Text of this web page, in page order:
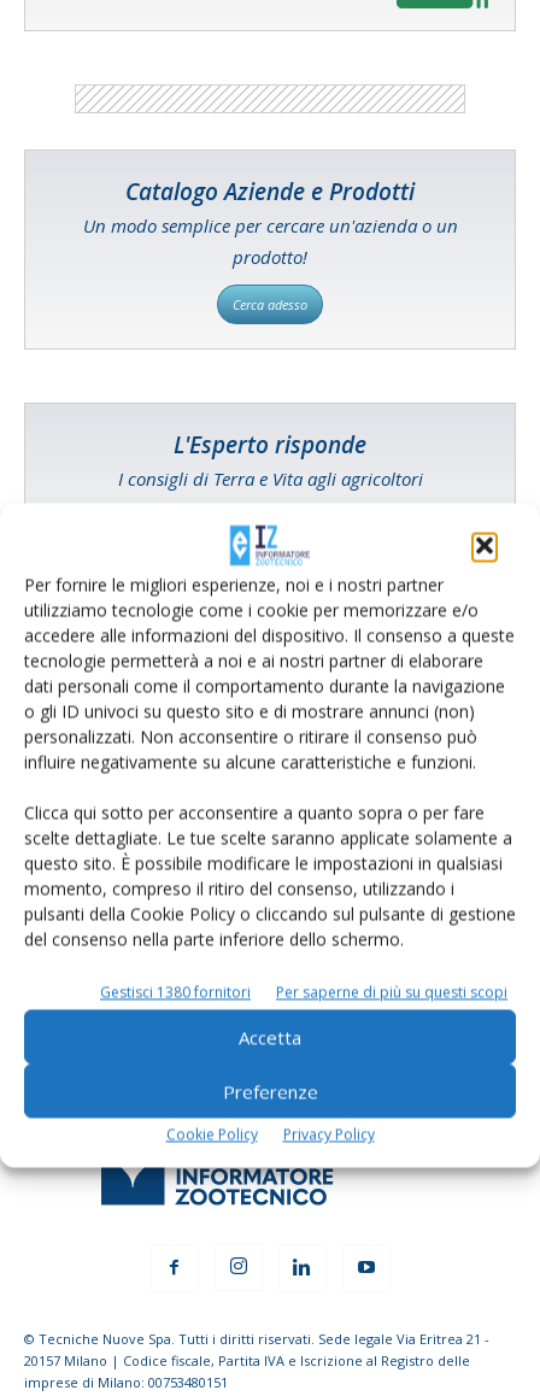
Per fornire le migliori esperienze, noi e i nostri partner
utilizziamo tecnologie come i cookie per memorizzare e/o
accedere alle informazioni del dispositivo. Il consenso a queste
tecnologie permetterà a noi e ai nostri partner di elaborare
dati personali come il comportamento durante la navigazione
o gli ID univoci su questo sito e di mostrare annunci (non)
personalizzati. Non acconsentire o ritirare il consenso può
influire negativamente su alcune caratteristiche e funzioni.
Clicca qui sotto per acconsentire a quanto sopra o per fare
scelte dettagliate. Le tue scelte saranno applicate solamente a
questo sito. È possibile modificare le impostazioni in qualsiasi
momento, compreso il ritiro del consenso, utilizzando i
pulsanti della Cookie Policy o cliccando sul pulsante di gestione
del consenso nella parte inferiore dello schermo.
Gestisci 1380 fornitori Per saperne di più su questi scopi
Accetta
Preferenze
Cookie Policy Privacy Policy
Catalogo Aziende e Prodotti
Un modo semplice per cercare un'azienda o un
prodotto!
Cerca adesso
L'Esperto risponde
I consigli di Terra e Vita agli agricoltori
Cerca adesso
Rimani aggiornato sul mondo
dell’agricoltura
Iscriviti alle nostre newsletter
© Tecniche Nuove Spa. Tutti i diritti riservati. Sede legale Via Eritrea 21 -
20157 Milano | Codice fiscale, Partita IVA e Iscrizione al Registro delle
imprese di Milano: 00753480151